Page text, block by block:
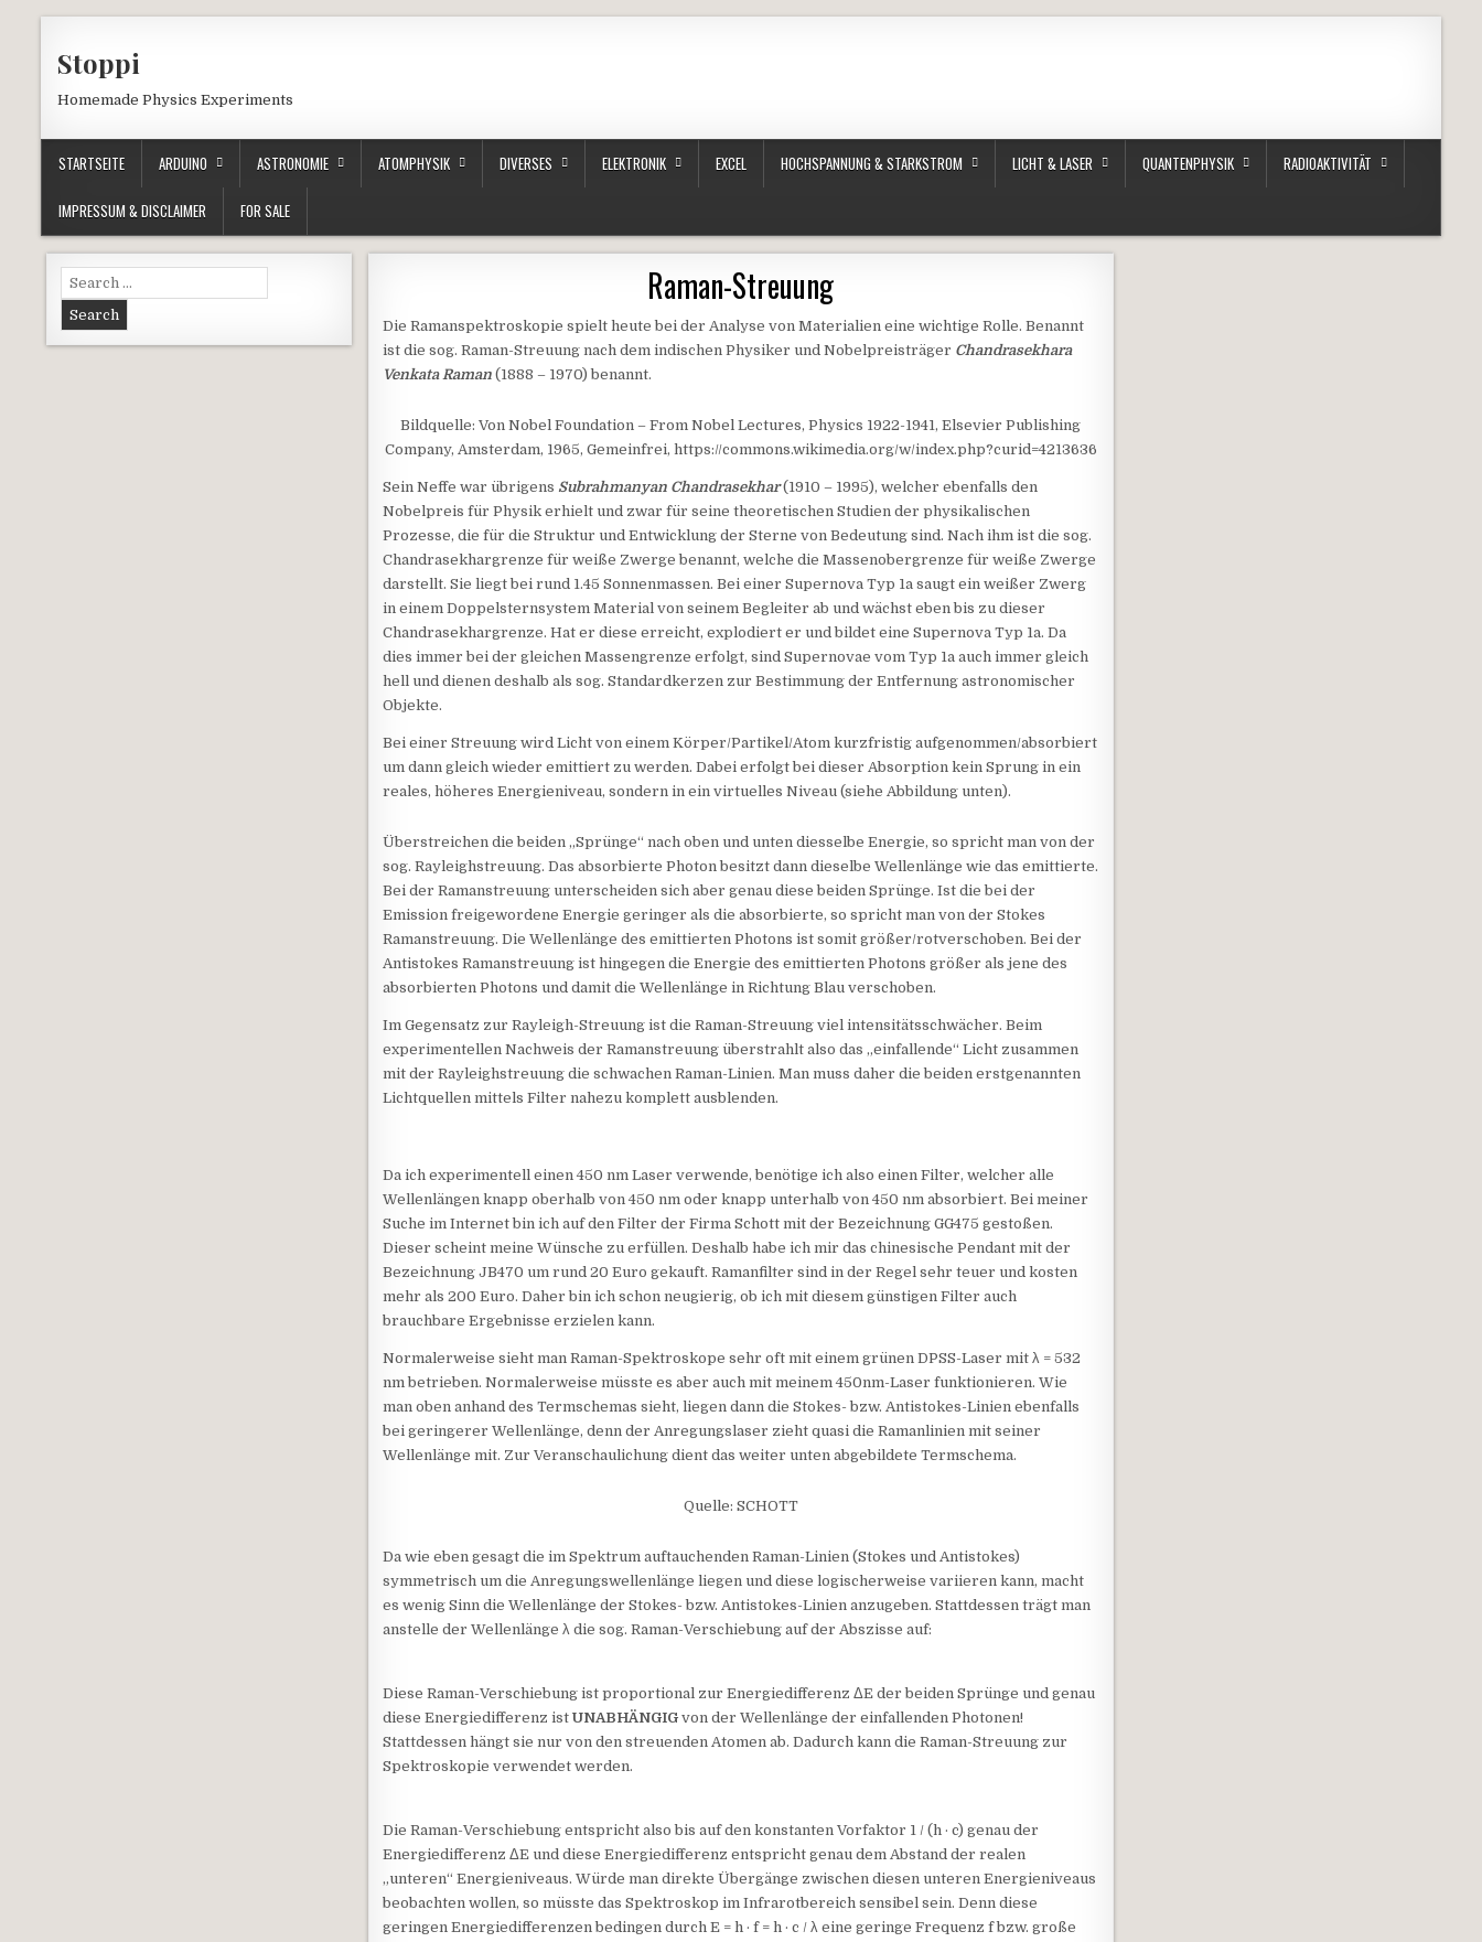
Stoppi
Homemade Physics Experiments
STARTSEITE ARDUINO ASTRONOMIE ATOMPHYSIK DIVERSES ELEKTRONIK EXCEL HOCHSPANNUNG & STARKSTROM LICHT & LASER QUANTENPHYSIK RADIOAKTIVITÄT
IMPRESSUM & DISCLAIMER FOR SALE
Raman-Streuung
Die Ramanspektroskopie spielt heute bei der Analyse von Materialien eine wichtige Rolle. Benannt
ist die sog. Raman-Streuung nach dem indischen Physiker und Nobelpreisträger Chandrasekhara
Venkata Raman (1888 – 1970) benannt.
Bildquelle: Von Nobel Foundation – From Nobel Lectures, Physics 1922-1941, Elsevier Publishing
Company, Amsterdam, 1965, Gemeinfrei, https://commons.wikimedia.org/w/index.php?curid=4213636
Sein Neffe war übrigens Subrahmanyan Chandrasekhar(1910 – 1995), welcher ebenfalls den
Nobelpreis für Physik erhielt und zwar für seine theoretischen Studien der physikalischen
Prozesse, die für die Struktur und Entwicklung der Sterne von Bedeutung sind. Nach ihm ist die sog.
Chandrasekhargrenze für weiße Zwerge benannt, welche die Massenobergrenze für weiße Zwerge
darstellt. Sie liegt bei rund 1.45 Sonnenmassen. Bei einer Supernova Typ 1a saugt ein weißer Zwerg
in einem Doppelsternsystem Material von seinem Begleiter ab und wächst eben bis zu dieser
Chandrasekhargrenze. Hat er diese erreicht, explodiert er und bildet eine Supernova Typ 1a. Da
dies immer bei der gleichen Massengrenze erfolgt, sind Supernovae vom Typ 1a auch immer gleich
hell und dienen deshalb als sog. Standardkerzen zur Bestimmung der Entfernung astronomischer
Objekte.
Bei einer Streuung wird Licht von einem Körper/Partikel/Atom kurzfristig aufgenommen/absorbiert
um dann gleich wieder emittiert zu werden. Dabei erfolgt bei dieser Absorption kein Sprung in ein
reales, höheres Energieniveau, sondern in ein virtuelles Niveau (siehe Abbildung unten).
Überstreichen die beiden „Sprünge“ nach oben und unten diesselbe Energie, so spricht man von der
sog. Rayleighstreuung. Das absorbierte Photon besitzt dann dieselbe Wellenlänge wie das emittierte.
Bei der Ramanstreuung unterscheiden sich aber genau diese beiden Sprünge. Ist die bei der
Emission freigewordene Energie geringer als die absorbierte, so spricht man von der Stokes
Ramanstreuung. Die Wellenlänge des emittierten Photons ist somit größer/rotverschoben. Bei der
Antistokes Ramanstreuung ist hingegen die Energie des emittierten Photons größer als jene des
absorbierten Photons und damit die Wellenlänge in Richtung Blau verschoben.
Im Gegensatz zur Rayleigh-Streuung ist die Raman-Streuung viel intensitätsschwächer. Beim
experimentellen Nachweis der Ramanstreuung überstrahlt also das „einfallende“ Licht zusammen
mit der Rayleighstreuung die schwachen Raman-Linien. Man muss daher die beiden erstgenannten
Lichtquellen mittels Filter nahezu komplett ausblenden.
Da ich experimentell einen 450 nm Laser verwende, benötige ich also einen Filter, welcher alle
Wellenlängen knapp oberhalb von 450 nm oder knapp unterhalb von 450 nm absorbiert. Bei meiner
Suche im Internet bin ich auf den Filter der Firma Schott mit der Bezeichnung GG475 gestoßen.
Dieser scheint meine Wünsche zu erfüllen. Deshalb habe ich mir das chinesische Pendant mit der
Bezeichnung JB470 um rund 20 Euro gekauft. Ramanfilter sind in der Regel sehr teuer und kosten
mehr als 200 Euro. Daher bin ich schon neugierig, ob ich mit diesem günstigen Filter auch
brauchbare Ergebnisse erzielen kann.
Normalerweise sieht man Raman-Spektroskope sehr oft mit einem grünen DPSS-Laser mit λ = 532
nm betrieben. Normalerweise müsste es aber auch mit meinem 450nm-Laser funktionieren. Wie
man oben anhand des Termschemas sieht, liegen dann die Stokes- bzw. Antistokes-Linien ebenfalls
bei geringerer Wellenlänge, denn der Anregungslaser zieht quasi die Ramanlinien mit seiner
Wellenlänge mit. Zur Veranschaulichung dient das weiter unten abgebildete Termschema.
Quelle: SCHOTT
Da wie eben gesagt die im Spektrum auftauchenden Raman-Linien (Stokes und Antistokes)
symmetrisch um die Anregungswellenlänge liegen und diese logischerweise variieren kann, macht
es wenig Sinn die Wellenlänge der Stokes- bzw. Antistokes-Linien anzugeben. Stattdessen trägt man
anstelle der Wellenlänge λ die sog. Raman-Verschiebung auf der Abszisse auf:
Diese Raman-Verschiebung ist proportional zur Energiedifferenz ΔE der beiden Sprünge und genau
diese Energiedifferenz istUNABHÄNGIG von der Wellenlänge der einfallenden Photonen!
Stattdessen hängt sie nur von den streuenden Atomen ab. Dadurch kann die Raman-Streuung zur
Spektroskopie verwendet werden.
Die Raman-Verschiebung entspricht also bis auf den konstanten Vorfaktor 1 / (h · c) genau der
Energiedifferenz ΔE und diese Energiedifferenz entspricht genau dem Abstand der realen
„unteren“ Energieniveaus. Würde man direkte Übergänge zwischen diesen unteren Energieniveaus
beobachten wollen, so müsste das Spektroskop im Infrarotbereich sensibel sein. Denn diese
geringen Energiedifferenzen bedingen durch E = h · f = h · c / λ eine geringe Frequenz f bzw. große
Search for: